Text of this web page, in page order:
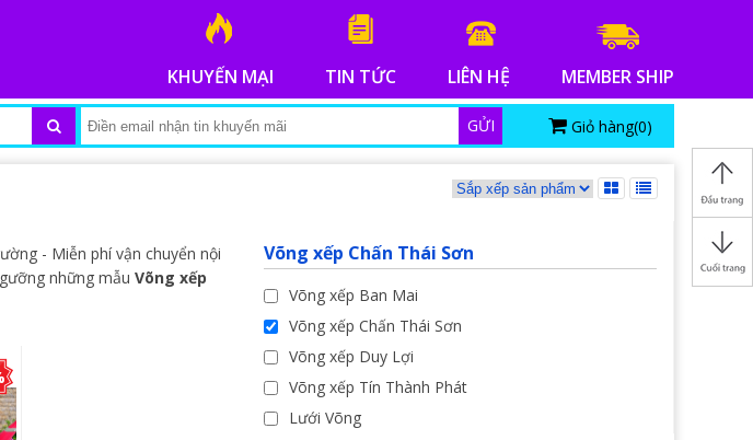
KHUYẾN MẠI TIN TỨC LIÊN HỆ MEMBER SHIP
GỬI Giỏ hàng(0)
- Miễn phí vận chuyển nội
những mẫu Võng xếp
Võng xếp Chấn Thái Sơn
Võng xếp Ban Mai
Võng xếp Chấn Thái Sơn
Võng xếp Duy Lợi
Võng xếp Tín Thành Phát
Lưới Võng